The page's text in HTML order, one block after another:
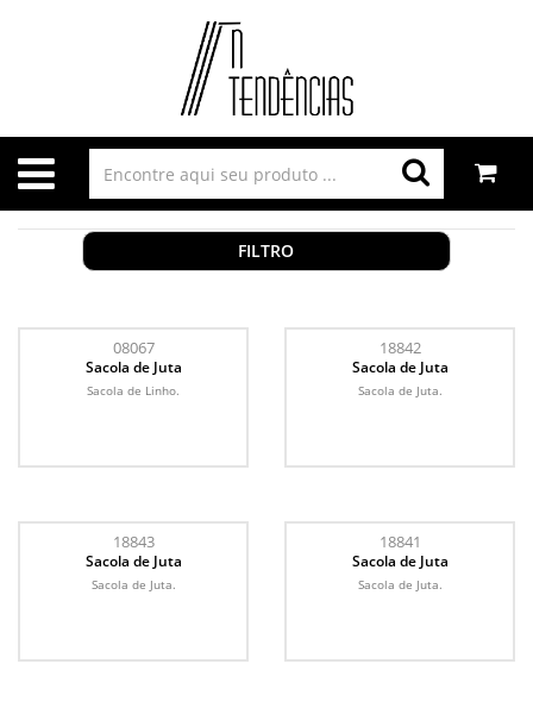
FILTRO
08067
Sacola de Juta
Sacola de Linho.
18842
Sacola de Juta
Sacola de Juta.
18843
Sacola de Juta
Sacola de Juta.
18841
Sacola de Juta
Sacola de Juta.